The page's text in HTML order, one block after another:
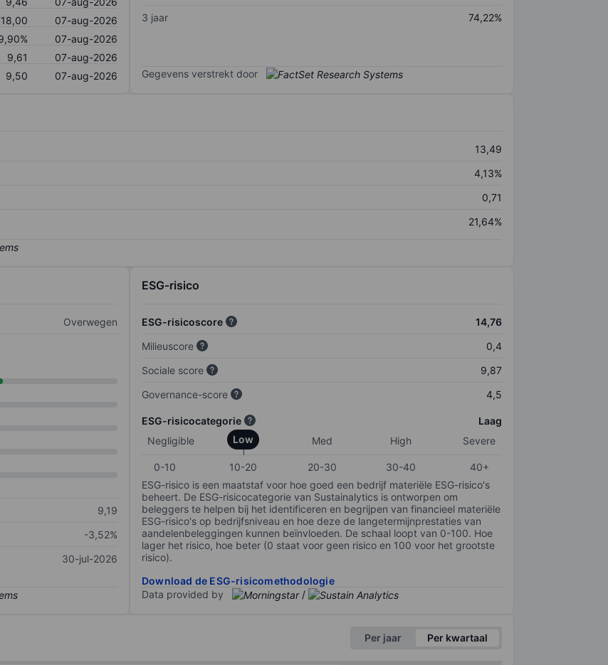
07-aug-2026
07-aug-2026
9,61
07-aug-2026
9,50 07-aug-2026
3 jaar
74,22%
Gegevens verstrekt door
13,49
4,13%
0,71
21,64%
Overwegen
9,19
-3,52%
30-jul-2026
ESG-risico
ESG-risicoscore
14,76
Milieuscore
0,4
Sociale score
9,87
Governance-score
4,5
ESG-risicocategorie
Laag
Negligible
Low Med High Severe
0-10 10-20 20-30 30-40
40+
ESG-risico is een maatstaf voor hoe goed een bedrijf materiële ESG-risico's
beheert. De ESG-risicocategorie van Sustainalytics is ontworpen om
beleggers te helpen bij het identificeren en begrijpen van financieel materiële
ESG-risico's op bedrijfsniveau en hoe deze de langetermijnprestaties van
aandelenbeleggingen kunnen beïnvloeden. De schaal loopt van 0-100. Hoe
lager het risico, hoe beter (0 staat voor geen risico en 100 voor het grootste
risico).
Download de ESG-risicomethodologie
Data provided by
/
Per jaar Per kwartaal